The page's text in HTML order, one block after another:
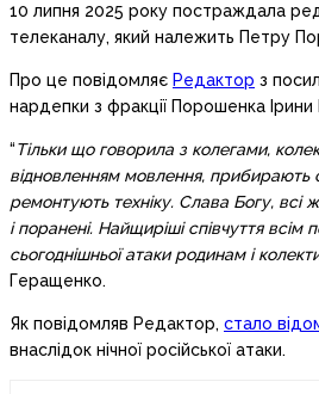
10 липня 2025 року постраждала
телеканалу, який належить Петру
Про це повідомляє Редактор з
нардепки з фракції Порошенка
“Тільки що говорила з колегами,
відновленням мовлення, прибирають
ремонтують техніку. Слава Богу, всі
і поранені. Найщиріші співчуття всім
сьогоднішньої атаки родинам і
Геращенко.
Як повідомляв Редактор, стало
внаслідок нічної російської атаки.